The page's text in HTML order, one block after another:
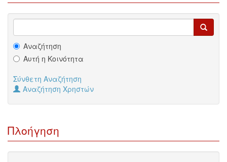
Αναζήτηση
Αυτή η Κοινότητα
Σύνθετη Αναζήτηση
Αναζήτηση Χρηστών
Πλοήγηση